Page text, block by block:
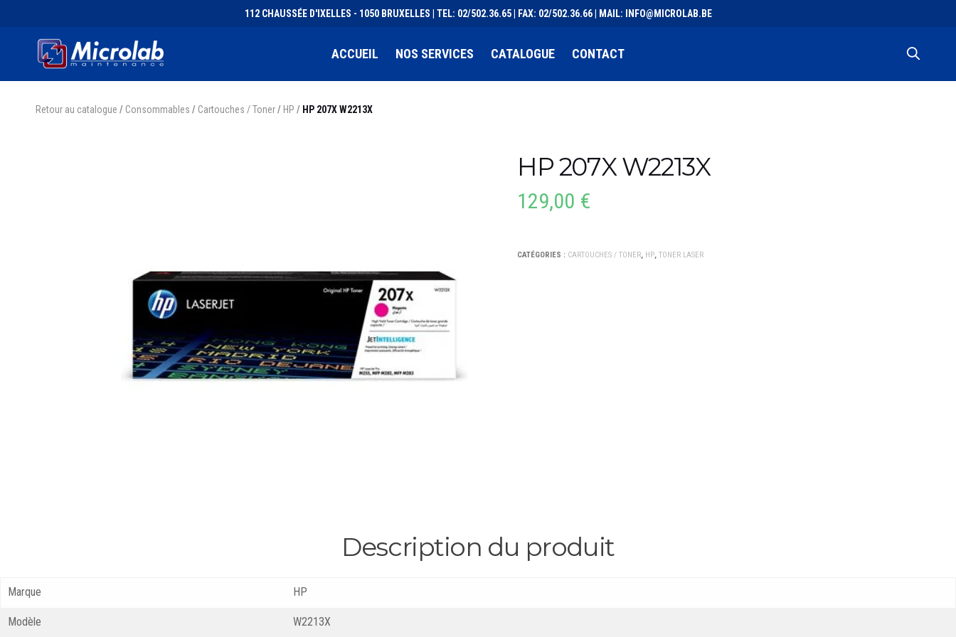
112 CHAUSSÉE D'IXELLES - 1050 BRUXELLES | TEL: 02/502.36.65 | FAX: 02/502.36.66 | MAIL: INFO@MICROLAB.BE
ACCUEIL NOS SERVICES CATALOGUE CONTACT
Retour au catalogue / Consommables / Cartouches / Toner/ HP / HP 207X W2213X
HP 207X W2213X
129,00 €
CATÉGORIES : CARTOUCHES / TONER, HP, TONER LASER
Description du produit
Marque HP
Modèle W2213X